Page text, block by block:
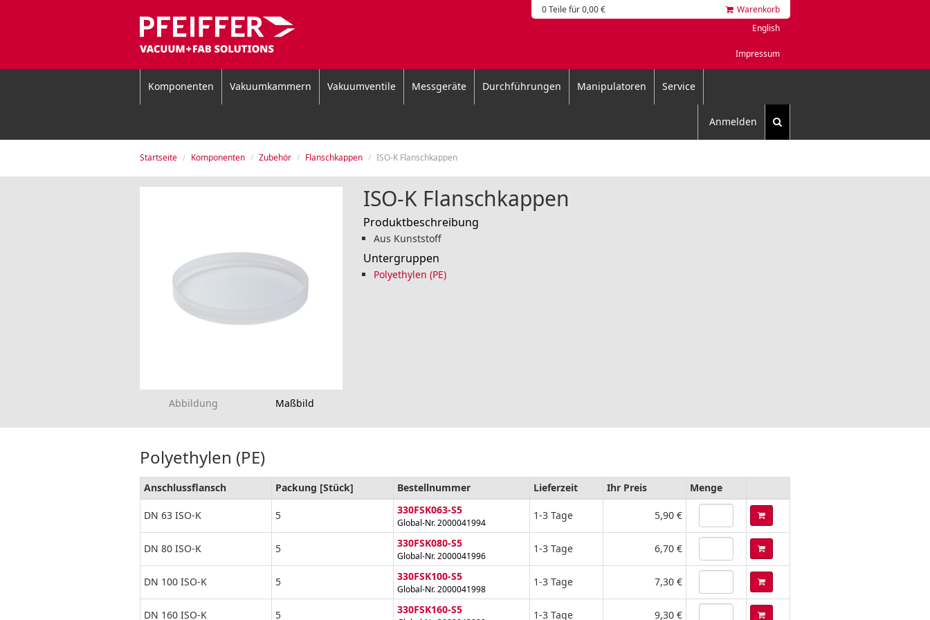
0 Teile für 0,00 €
Warenkorb
English
Impressum
Komponenten Vakuumkammern Vakuumventile Messgeräte Durchführungen Manipulatoren Service
Anmelden
Startseite Komponenten Zubehör Flanschkappen ISO-K Flanschkappen
Abbildung Maßbild
ISO-K Flanschkappen
Produktbeschreibung
Aus Kunststoff
Untergruppen
Polyethylen (PE)
Polyethylen (PE)
Anschlussflansch Packung [Stück] Bestellnummer Lieferzeit Ihr Preis Menge
DN 63 ISO-K 5 330FSK063-S5
Global-Nr. 2000041994
1-3 Tage 5,90 €
DN 80 ISO-K 5 330FSK080-S5
Global-Nr. 2000041996
1-3 Tage 6,70 €
DN 100 ISO-K 5 330FSK100-S5
Global-Nr. 2000041998
1-3 Tage 7,30 €
DN 160 ISO-K 5 330FSK160-S5 1-3 Tage 9,30 €